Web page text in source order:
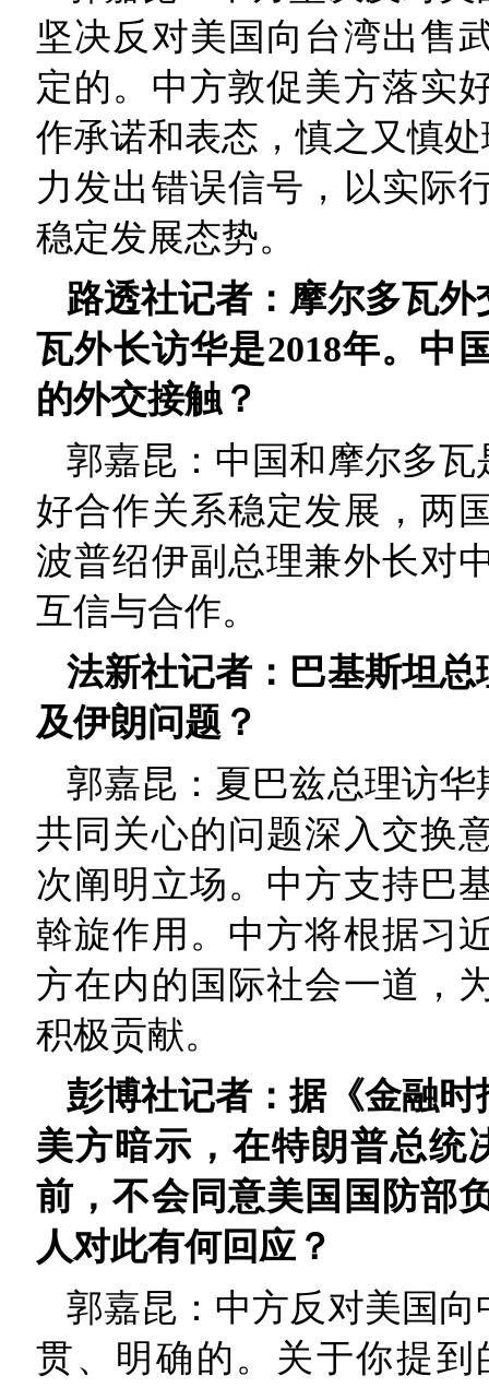
坚决反对美国向台湾出售
定的。中方敦促美方落实
作承诺和表态，慎之又慎
力发出错误信号，以实际
稳定发展态势。
路透社记者：摩尔多瓦
瓦外长访华是2018年。中
的外交接触？
郭嘉昆：中国和摩尔多
好合作关系稳定发展，两
波普绍伊副总理兼外长对
互信与合作。
法新社记者：巴基斯坦
及伊朗问题？
郭嘉昆：夏巴兹总理访
共同关心的问题深入交换
次阐明立场。中方支持巴
斡旋作用。中方将根据习
方在内的国际社会一道，
积极贡献。
彭博社记者：据《金融
美方暗示，在特朗普总统
前，不会同意美国国防部
人对此有何回应？
郭嘉昆：中方反对美国
贯、明确的。关于你提